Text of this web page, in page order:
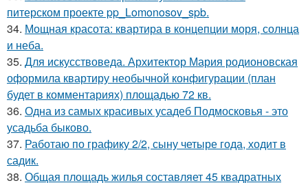
питерском проекте pp_Lomonosov_spb.
34. Мощная красота: квартира в концепции моря, солнца
и неба.
35. Для искусствоведа. Архитектор Мария родионовская
оформила квартиру необычной конфигурации (план
будет в комментариях) площадью 72 кв.
36. Одна из самых красивых усадеб Подмосковья - это
усадьба быково.
37. Работаю по графику 2/2, сыну четыре года, ходит в
садик.
38. Общая площадь жилья составляет 45 квадратных